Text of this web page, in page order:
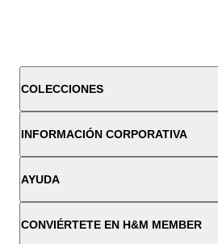
COLECCIONES
INFORMACIÓN CORPORATIVA
AYUDA
CONVIÉRTETE EN H&M MEMBER